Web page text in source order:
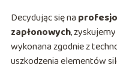
Decydując się na
zapłonowych,
wykonana zgodnie z
uszkodzenia elementów